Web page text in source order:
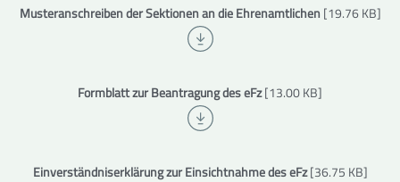
Musteranschreiben der Sektionen an die Ehrenamtlichen [19.76 KB]
Formblatt zur Beantragung des eFz[13.00 KB]
Einverständniserklärung zur Einsichtnahme des eFz[36.75 KB]